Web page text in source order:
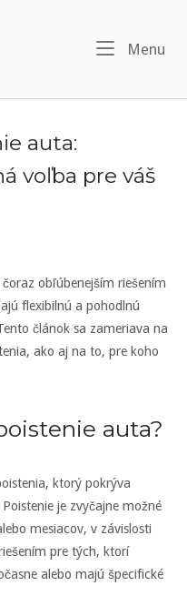
Menu
auta:
voľba pre váš
obľúbenejším riešením
flexibilnú a pohodlnú
článok sa zameriava na
ako aj na to, pre koho
auta?
ktorý pokrýva
je zvyčajne možné
mesiacov, v závislosti
pre tých, ktorí
alebo majú špecifické